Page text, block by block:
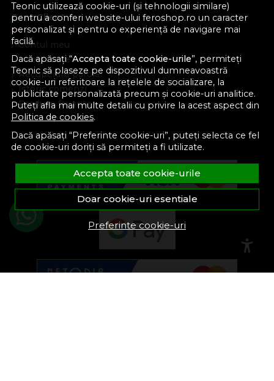
Teonic utilizează cookie-uri (și tehnologii similare)
pentru a conferi website-ului feroshop.ro un caracter
personalizat și pentru o experiență de navigare mai
facilă.
Dacă apăsați “Accepta toate cookie-urile”, permiteți
Teonic să plaseze pe dispozitivul dumneavoastră
cookie-uri referitoare la rețelele de socializare, la
publicitate personalizată precum și cookie-uri analitice.
Puteți afla mai multe detalii cu privire la acest aspect din
Politica de cookies.
Dacă apăsați “Preferinte cookie-uri”, puteți selecta ce fel
de cookie-uri doriți să permiteți a fi utilizate.
Accepta toate cookie-urile
Doar cookie-uri esentiale
Preferinte cookie-uri
Cont Client
Contul meu
Inregistrare
Recuperare parola
Istoric comenzi
Produse favorite
Devino partener